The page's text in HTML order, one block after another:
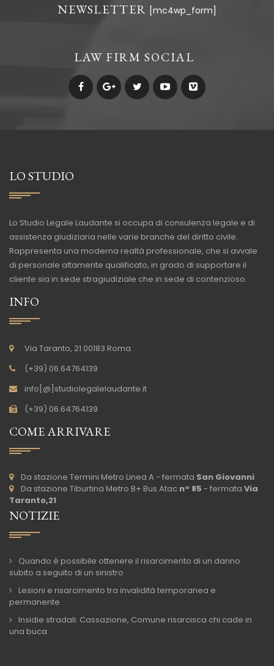
NEWSLETTER [mc4wp_form]
LAW FIRM SOCIAL
LO STUDIO
Lo Studio Legale Laudante si occupa di consulenza legale e di
assistenza giudiziaria nelle varie branche del diritto civile.
Rappresenta una moderna realtà professionale, che si avvale
di personale altamente qualificato, in grado di supportare il
cliente sia in sede stragiudiziale che in sede di contenzioso.
INFO
Via Taranto, 21 00183 Roma.
(+39) 06.64764139
info[@]studiolegalelaudante.it
(+39) 06.64764139
COME ARRIVARE
Da stazione Termini Metro Linea A - fermata San Giovanni
Da stazione Tiburtina Metro B+ Bus Atac n° 85 - fermata Via
Taranto,21
NOTIZIE
Quando è possibile ottenere il risarcimento di un danno
subito a seguito di un sinistro
Lesioni e risarcimento tra invalidità temporanea e
permanente
Insidie stradali: Cassazione, Comune risarcisca chi cade in
una buca